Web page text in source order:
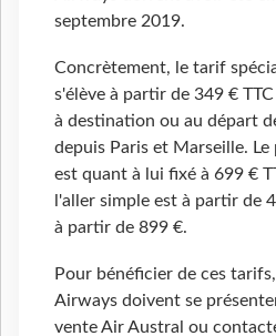
septembre 2019.
Concrètement, le tarif
s'élève à partir de 349 €
à destination ou au départ
depuis Paris et Marseille.
est quant à lui fixé à 699 €
l'aller simple est à partir de
à partir de 899 €.
Pour bénéficier de ces
Airways doivent se
vente Air Austral ou